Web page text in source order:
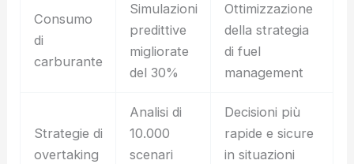
Consumo
di
carburante
Simulazioni
predittive
migliorate
del 30%
Ottimizzazione
della strategia
di fuel
management
Strategie di
overtaking
Analisi di
10.000
scenari
Decisioni più
rapide e sicure
in situazioni